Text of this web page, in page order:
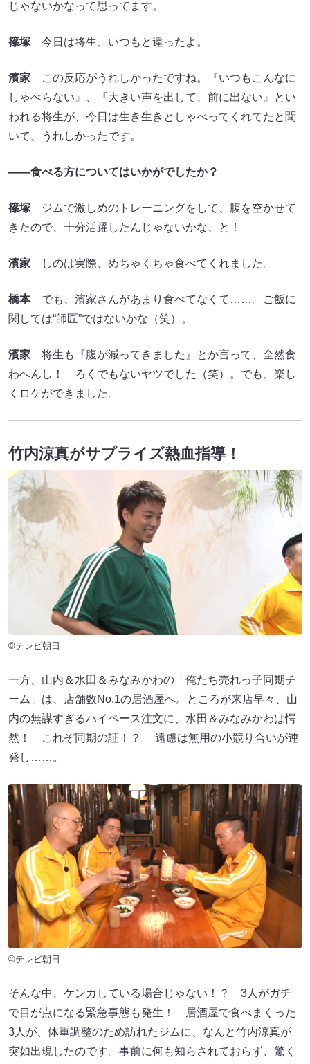
じゃないかなって思ってます。
篠塚 今日は将生、いつもと違ったよ。
濱家 この反応がうれしかったですね。『いつもこんなに
しゃべらない』、『大きい声を出して、前に出ない』とい
われる将生が、今日は生き生きとしゃべってくれてたと聞
いて、うれしかったです。
――食べる方についてはいかがでしたか？
篠塚 ジムで激しめのトレーニングをして、腹を空かせて
きたので、十分活躍したんじゃないかな、と！
濱家 しのは実際、めちゃくちゃ食べてくれました。
橋本でも、濱家さんがあまり食べてなくて……。ご飯に
関しては“師匠”ではないかな（笑）。
濱家 将生も『腹が減ってきました』とか言って、全然食
わへんし！ ろくでもないヤツでした（笑）。でも、楽し
くロケができました。
竹内涼真がサプライズ熱血指導！
©テレビ朝日
一方、山内＆水田＆みなみかわの「俺たち売れっ子同期チ
ーム」は、店舗数No.1の居酒屋へ。ところが来店早々、山
内の無謀すぎるハイペース注文に、水田＆みなみかわは愕
然！ これぞ同期の証！？ 遠慮は無用の小競り合いが連
発し……。
©テレビ朝日
そんな中、ケンカしている場合じゃない！？ 3人がガチ
で目が点になる緊急事態も発生！ 居酒屋で食べまくった
3人が、体重調整のため訪れたジムに、なんと竹内涼真が
突如出現したのです。事前に何も知らされておらず、驚く